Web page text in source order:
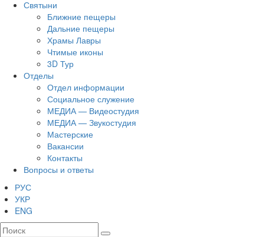
Святыни
Ближние пещеры
Дальние пещеры
Храмы Лавры
Чтимые иконы
3D Тур
Отделы
Отдел информации
Социальное служение
МЕДИА — Видеостудия
МЕДИА — Звукостудия
Мастерские
Вакансии
Контакты
Вопросы и ответы
РУС
УКР
ENG